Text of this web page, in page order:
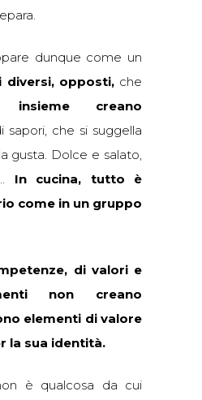
dunque come un
diversi, opposti,che
insieme creano
sapori, che si suggella
gusta. Dolce e salato,
In cucina, tutto è
come in un gruppo
di valori e
non creano
elementi di valore
la sua identità.
è qualcosa da cui